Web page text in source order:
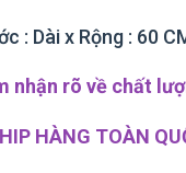
: Dài x Rộng : 60
nhận rõ về chất
HÀNG TOÀN